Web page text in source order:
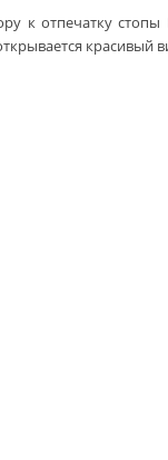
к отпечатку
красивый